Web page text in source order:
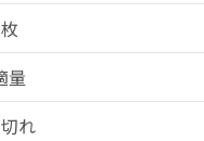
量
れ